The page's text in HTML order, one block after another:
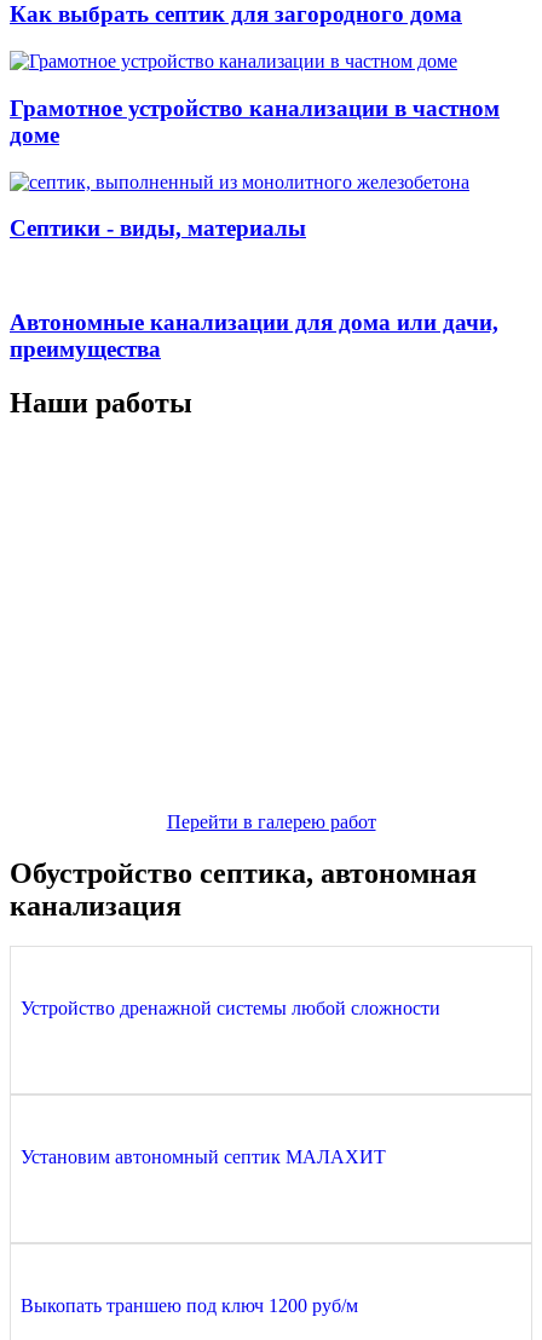
Как выбрать септик для загородного дома
Грамотное устройство канализации в частном
доме
Септики - виды, материалы
Автономные канализации для дома или дачи,
преимущества
Наши работы
Перейти в галерею работ
Обустройство септика, автономная
канализация
Устройство дренажной системы любой сложности
Установим автономный септик МАЛАХИТ
Выкопать траншею под ключ 1200 руб/м